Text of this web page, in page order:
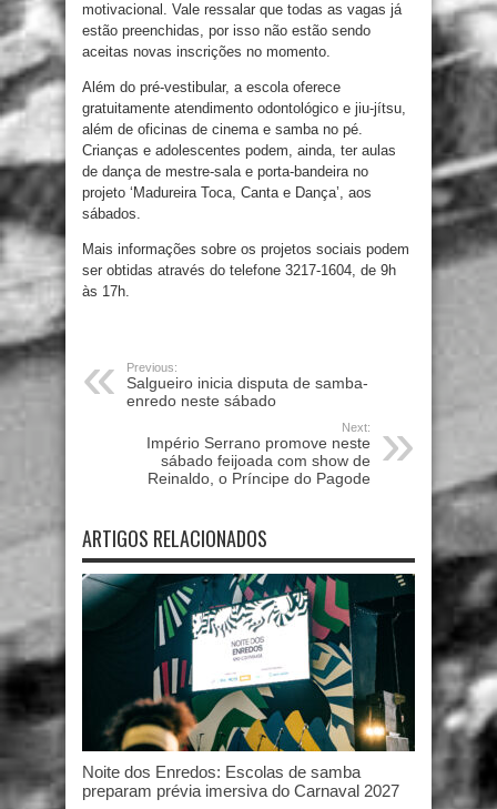
motivacional. Vale ressalar que todas as vagas já
estão preenchidas, por isso não estão sendo
aceitas novas inscrições no momento.
Além do pré-vestibular, a escola oferece
gratuitamente atendimento odontológico e jiu-jítsu,
além de oficinas de cinema e samba no pé.
Crianças e adolescentes podem, ainda, ter aulas
de dança de mestre-sala e porta-bandeira no
projeto ‘Madureira Toca, Canta e Dança’, aos
sábados.
Mais informações sobre os projetos sociais podem
ser obtidas através do telefone 3217-1604, de 9h
às 17h.
Previous:
Salgueiro inicia disputa de samba-
enredo neste sábado
Next:
Império Serrano promove neste
sábado feijoada com show de
Reinaldo, o Príncipe do Pagode
ARTIGOS RELACIONADOS
Noite dos Enredos: Escolas de samba
preparam prévia imersiva do Carnaval 2027